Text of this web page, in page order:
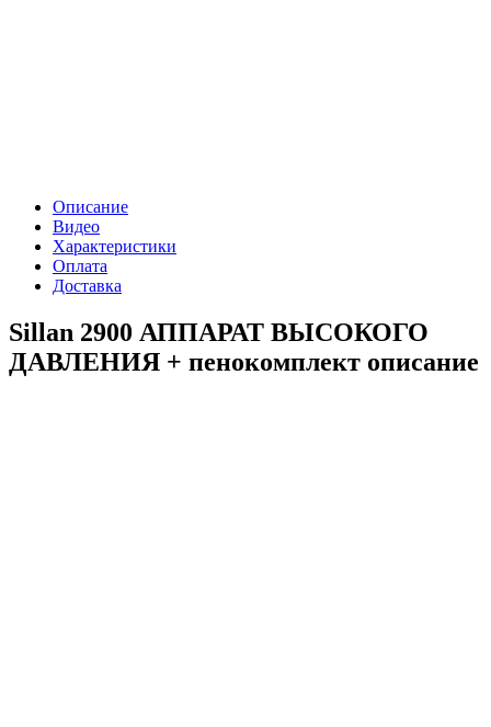
Описание
Видео
Характеристики
Оплата
Доставка
Sillan 2900 АППАРАТ ВЫСОКОГО
ДАВЛЕНИЯ + пенокомплект описание